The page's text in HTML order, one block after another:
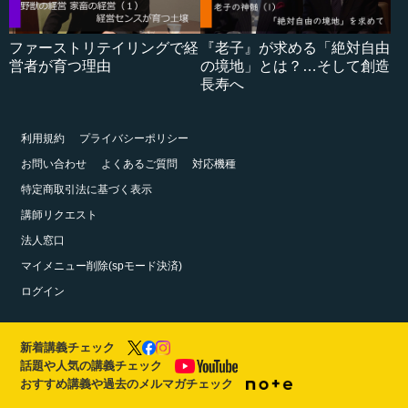
ファーストリテイリングで経
営者が育つ理由
『老子』が求める「絶対自由
の境地」とは？…そして創造
長寿へ
利用規約
プライバシーポリシー
お問い合わせ
よくあるご質問
対応機種
特定商取引法に基づく表示
講師リクエスト
法人窓口
マイメニュー削除(spモード決済)
ログイン
新着講義チェック
話題や人気の講義チェック
おすすめ講義や過去のメルマガチェック